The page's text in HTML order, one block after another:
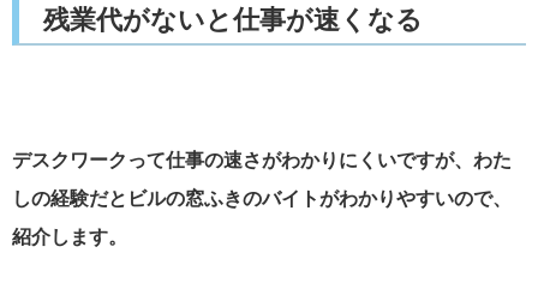
残業代がないと仕事が速くなる
デスクワークって仕事の速さがわかりにくいですが、わた
しの経験だとビルの窓ふきのバイトがわかりやすいので、
紹介します。